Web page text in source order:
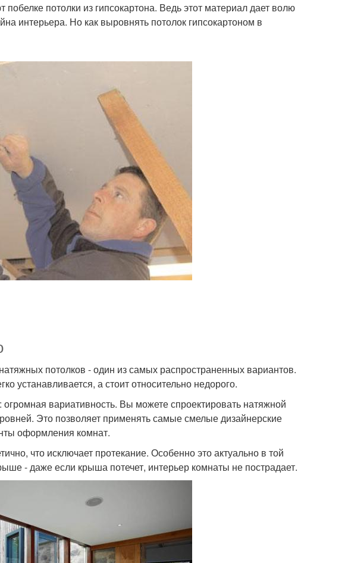
Потолок в частном доме Потолки в частном доме
потолки из гипсокартона. Ведь этот материал дает волю
интерьера. Но как выровнять потолок гипсокартоном в
потолков - один из самых распространенных вариантов.
устанавливается, а стоит относительно недорого.
вариативность. Вы можете спроектировать натяжной
Это позволяет применять самые смелые дизайнерские
оформления комнат.
что исключает протекание. Особенно это актуально в той
- даже если крыша потечет, интерьер комнаты не пострадает.